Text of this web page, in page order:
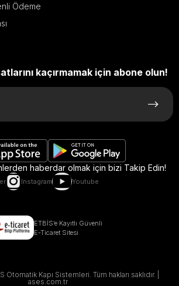
Ödeme
kaçırmamak için abone olun!
haberdar olmak için bizi Takip Edin!
Instagram Youtube
ETBİS’e Kayıtlı Güvenli
E-Ticaret Sitesi
Kapı Sistemleri. Tüm hakları saklıdır. |
ases.com.tr